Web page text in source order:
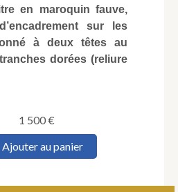
en maroquin fauve,
sur les
à deux têtes au
dorées (reliure
1 500€
Ajouter au panier